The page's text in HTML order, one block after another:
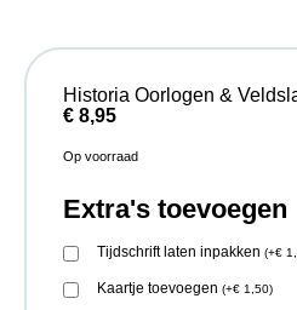
Historia Oorlogen &
€ 8,95
Op voorraad
Extra's toevoegen
Tijdschrift laten inpakken (+€
Kaartje toevoegen (+€ 1,50)